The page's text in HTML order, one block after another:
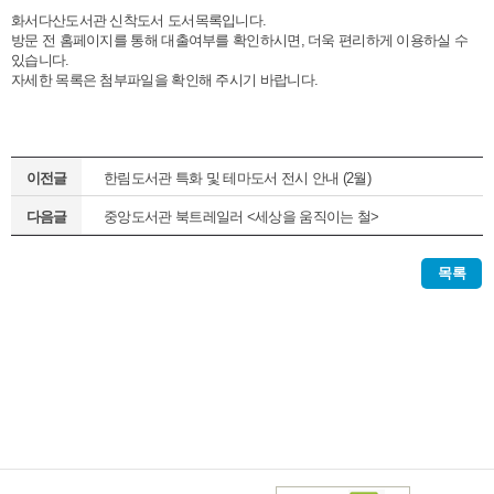
화서다산도서관 신착도서 도서목록입니다.
방문 전 홈페이지를 통해 대출여부를 확인하시면, 더욱 편리하게 이용하실 수
있습니다.
자세한 목록은 첨부파일을 확인해 주시기 바랍니다.
이전글 한림도서관 특화 및 테마도서 전시 안내 (2월)
다음글 중앙도서관 북트레일러 <세상을 움직이는 철>
목록